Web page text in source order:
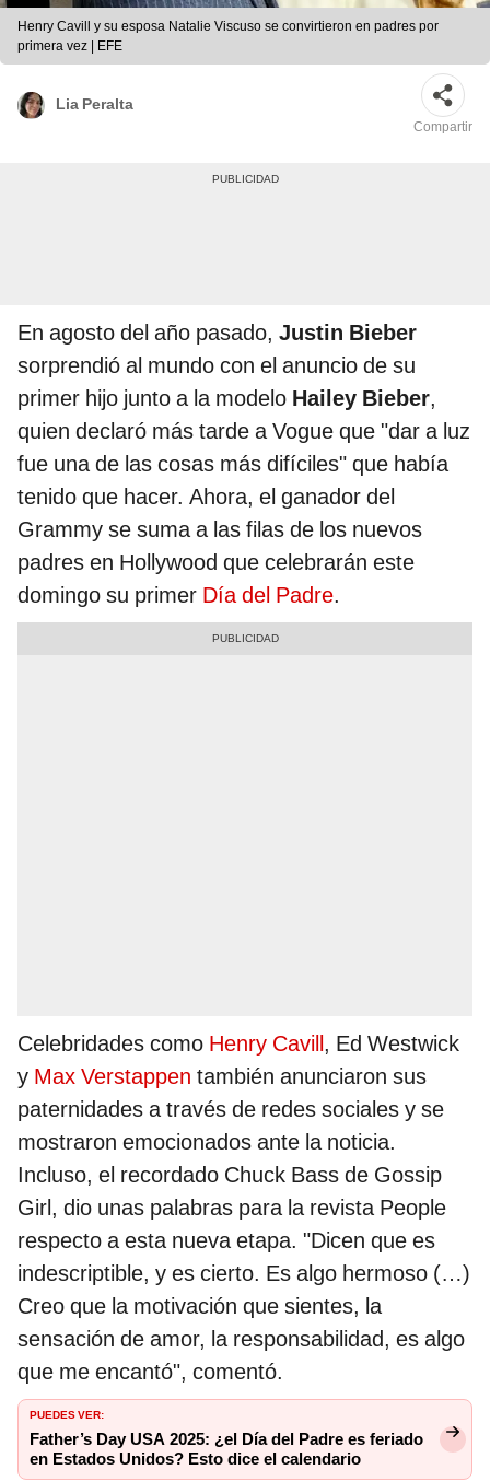
Henry Cavill y su esposa Natalie Viscuso se convirtieron en padres por
primera vez | EFE
Lia Peralta
Compartir
En agosto del año pasado, Justin Bieber
sorprendió al mundo con el anuncio de su
primer hijo junto a la modelo Hailey Bieber,
quien declaró más tarde a Vogue que "dar a luz
fue una de las cosas más difíciles" que había
tenido que hacer. Ahora, el ganador del
Grammy se suma a las filas de los nuevos
padres en Hollywood que celebrarán este
domingo su primer Día del Padre.
Celebridades como Henry Cavill, Ed Westwick
y Max Verstappen también anunciaron sus
paternidades a través de redes sociales y se
mostraron emocionados ante la noticia.
Incluso, el recordado Chuck Bass de Gossip
Girl, dio unas palabras para la revista People
respecto a esta nueva etapa. "Dicen que es
indescriptible, y es cierto. Es algo hermoso (…)
Creo que la motivación que sientes, la
sensación de amor, la responsabilidad, es algo
que me encantó", comentó.
PUEDES VER:
Father’s Day USA 2025: ¿el Día del Padre es feriado
en Estados Unidos? Esto dice el calendario